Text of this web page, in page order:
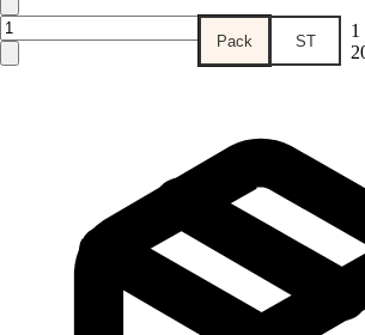
Pack ST 1